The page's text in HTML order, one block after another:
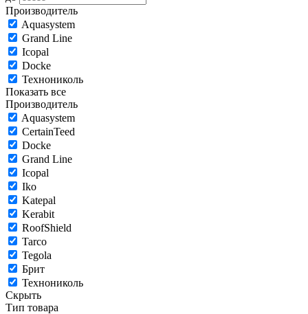
Производитель
Aquasystem
Grand Line
Icopal
Docke
Технониколь
Показать все
Производитель
Aquasystem
CertainTeed
Docke
Grand Line
Icopal
Iko
Katepal
Kerabit
RoofShield
Tarco
Tegola
Брит
Технониколь
Скрыть
Тип товара